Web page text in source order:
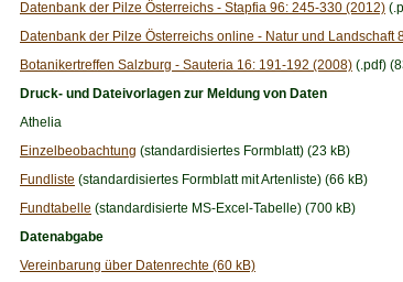
Datenbank der Pilze Österreichs - Stapfia 96: 245-330 (2012)
Datenbank der Pilze Österreichs online - Natur und Landschaft
Botanikertreffen Salzburg - Sauteria 16: 191-192 (2008) (.pdf)
Druck- und Dateivorlagen zur Meldung von Daten
Athelia
Einzelbeobachtung (standardisiertes Formblatt) (23 kB)
Fundliste (standardisiertes Formblatt mit Artenliste) (66 kB)
Fundtabelle (standardisierte MS-Excel-Tabelle) (700 kB)
Datenabgabe
Vereinbarung über Datenrechte (60 kB)